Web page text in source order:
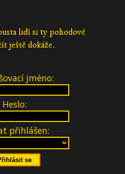
lidí si ty pohodové
ještě dokáže.
jméno:
Heslo:
přihlášen: